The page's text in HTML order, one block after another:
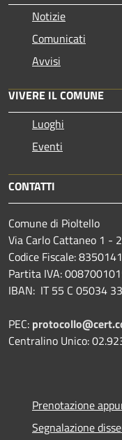
Notizie
Comunicati
Avvisi
VIVERE IL COMUNE
Luoghi
Eventi
CONTATTI
Comune di Pioltello
Via Carlo Cattaneo 1 -
Codice Fiscale:
Partita IVA:
IBAN: IT 55 C 05034
PEC:
Centralino Unico:
Prenotazione
Segnalazione